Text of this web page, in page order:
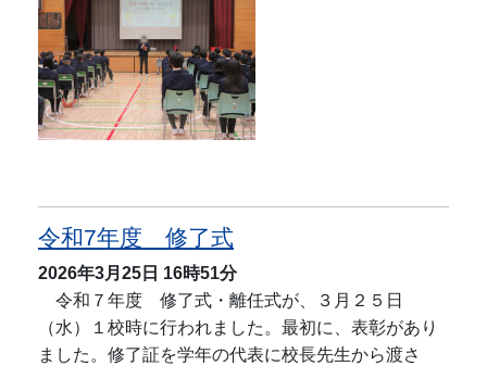
令和7年度 修了式
2026年3月25日 16時51分
令和７年度 修了式・離任式が、３月２５日
（水）１校時に行われました。最初に、表彰があり
ました。修了証を学年の代表に校長先生から渡さ